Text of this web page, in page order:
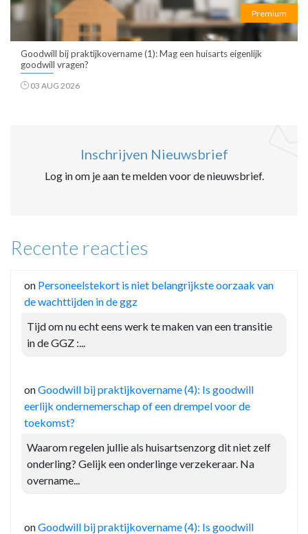
Premium
Goodwill bij praktijkovername (1): Mag een huisarts eigenlijk
goodwill vragen?
03 AUG 2026
Inschrijven Nieuwsbrief
Log in om je aan te melden voor de nieuwsbrief.
Recente reacties
on Personeelstekort is niet belangrijkste oorzaak van
de wachttijden in de ggz
Tijd om nu echt eens werk te maken van een transitie
in de GGZ :...
onGoodwill bij praktijkovername (4): Is goodwill
eerlijk ondernemerschap of een drempel voor de
toekomst?
Waarom regelen jullie als huisartsenzorg dit niet zelf
onderling? Gelijk een onderlinge verzekeraar. Na
overname...
onGoodwill bij praktijkovername (4): Is goodwill